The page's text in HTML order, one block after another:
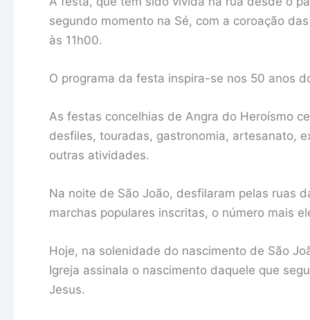
segundo momento na Sé, com a coroação
às 11h00.
O programa da festa inspira-se nos 50 anos
As festas concelhias de Angra do Heroísmo
desfiles, touradas, gastronomia, artesanato,
outras atividades.
Na noite de São João, desfilaram pelas ruas
marchas populares inscritas, o número mais
Hoje, na solenidade do nascimento de São
Igreja assinala o nascimento daquele que
Jesus.